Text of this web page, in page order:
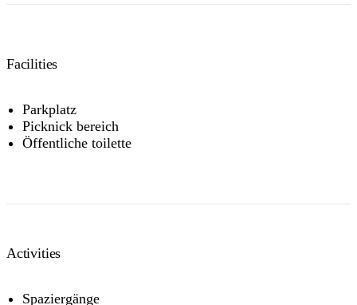
Facilities
Parkplatz
Picknick bereich
Öffentliche toilette
Activities
Spaziergänge